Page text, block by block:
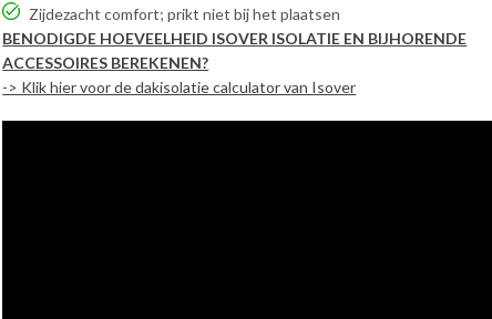
Zijdezacht comfort; prikt niet bij het plaatsen
BENODIGDE HOEVEELHEID ISOVER ISOLATIE EN BIJHORENDE
ACCESSOIRES BEREKENEN?
-> Klik hier voor de dakisolatie calculator van Isover